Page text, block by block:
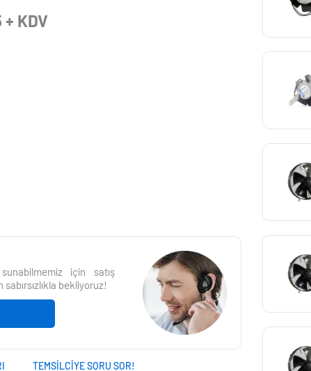
+ KDV
için satış
bekliyoruz!
TEMSILCIYE SORU SOR!